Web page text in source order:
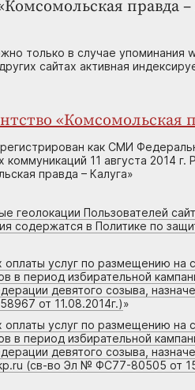
правда –
только в случае упоминания
сайтах активная
«Комсомольская
как СМИ
коммуникаций 11 августа 2014
правда – Калуга»
геолокации Пользователей
содержатся в Политике по
услуг по размещению на
в период избирательной
девятого созыва,
от 11.08.2014г.)»
услуг по размещению на
в период избирательной
девятого созыва,
(св-во Эл № ФС77-80505 от